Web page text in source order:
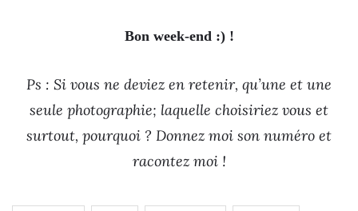
Bon week-end :) !
Ps : Si vous ne deviez en retenir, qu’une et une
seule photographie; laquelle choisiriez vous et
surtout, pourquoi ? Donnez moi son numéro et
racontez moi !